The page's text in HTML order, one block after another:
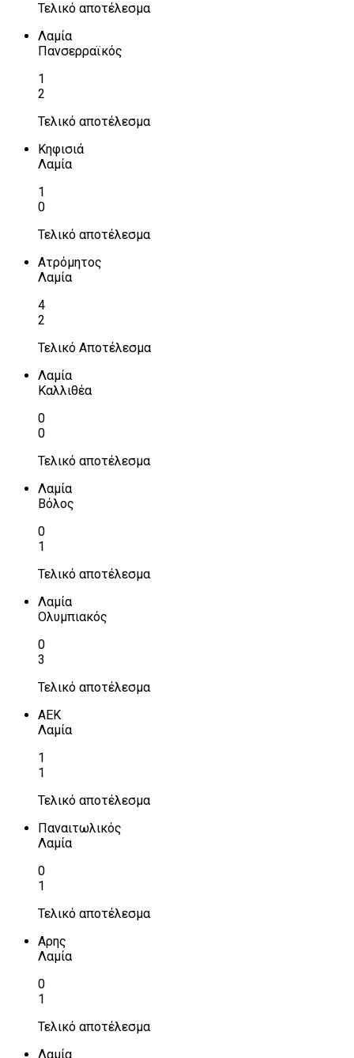
Τελικό αποτέλεσμα
Λαμία
Πανσερραϊκός
1
2
Τελικό αποτέλεσμα
Κηφισιά
Λαμία
1
0
Τελικό αποτέλεσμα
Ατρόμητος
Λαμία
4
2
Τελικό Αποτέλεσμα
Λαμία
Καλλιθέα
0
0
Τελικό αποτέλεσμα
Λαμία
Βόλος
0
1
Τελικό αποτέλεσμα
Λαμία
Ολυμπιακός
0
3
Τελικό αποτέλεσμα
ΑΕΚ
Λαμία
1
1
Τελικό αποτέλεσμα
Παναιτωλικός
Λαμία
0
1
Τελικό αποτέλεσμα
Αρης
Λαμία
0
1
Τελικό αποτέλεσμα
Λαμία